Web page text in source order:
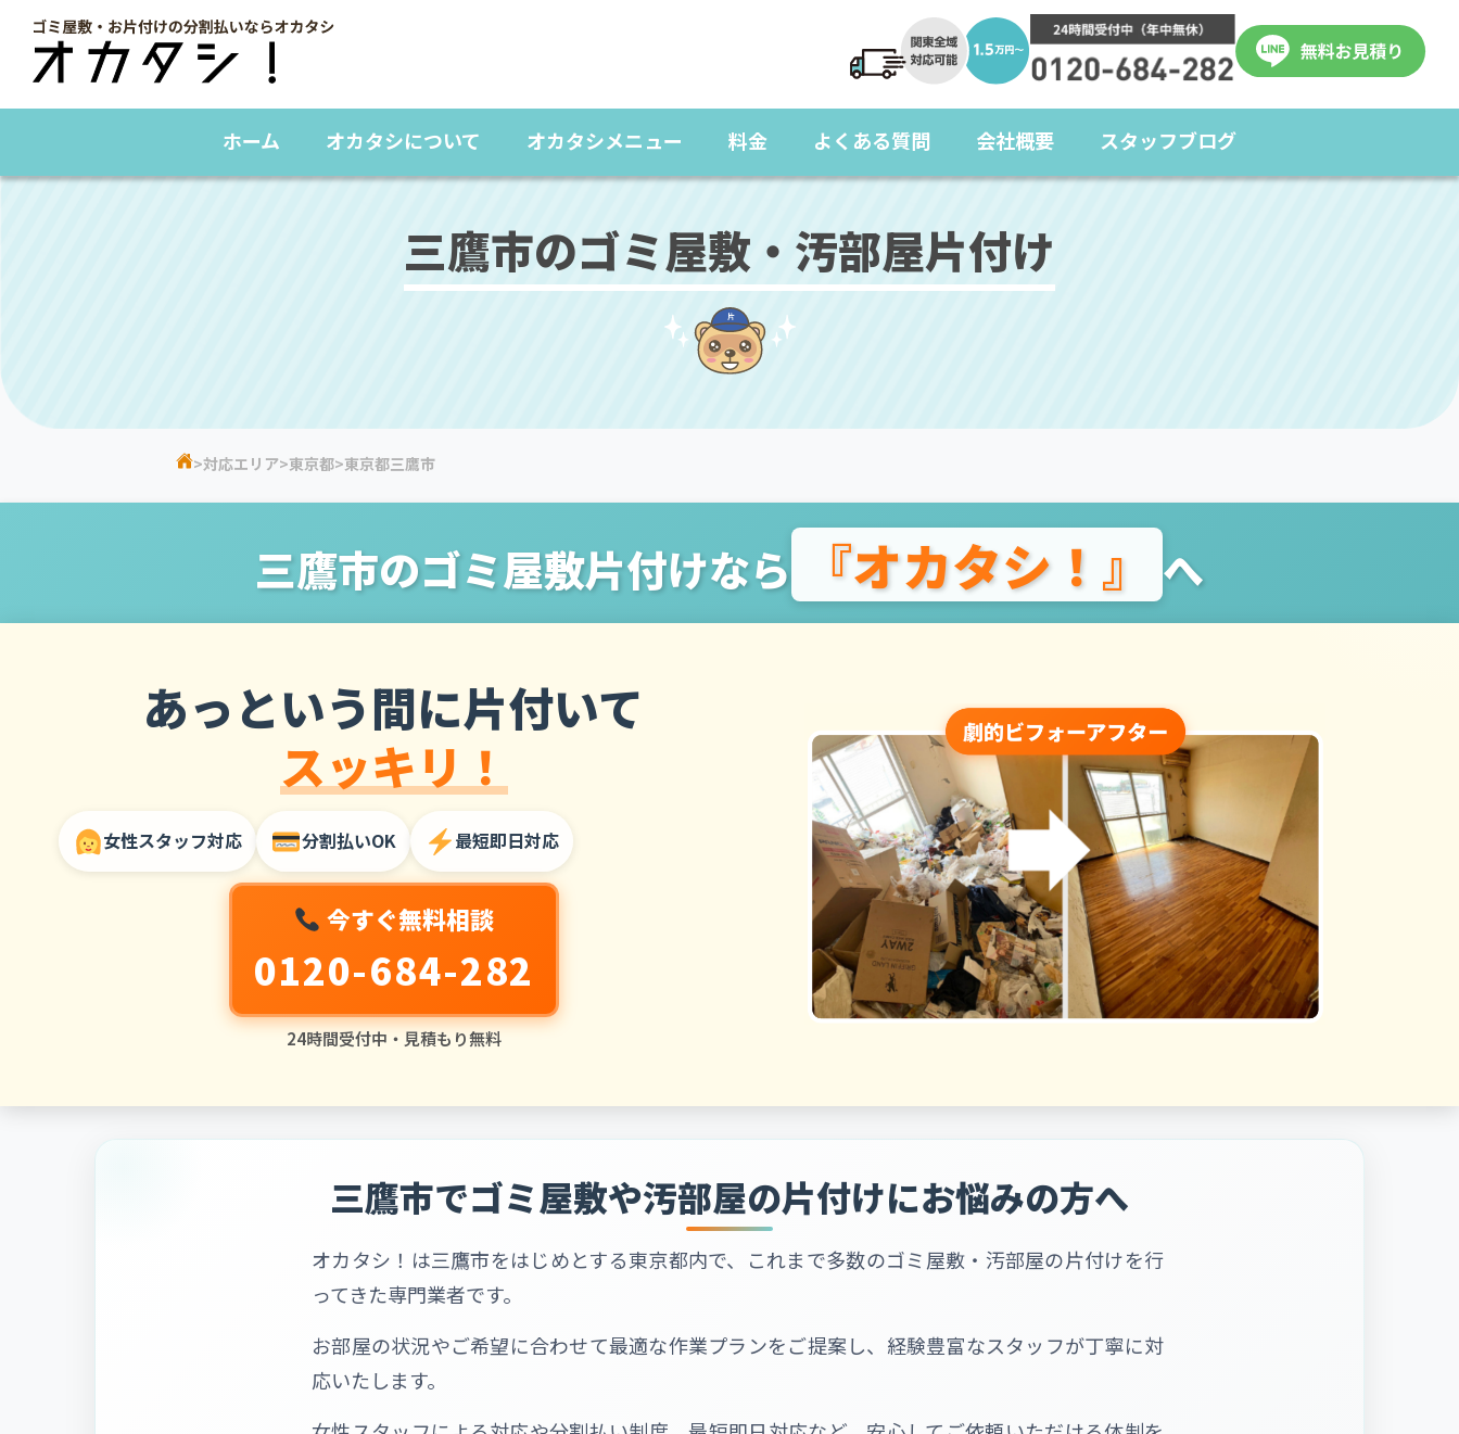
ホーム オカタシについて オカタシメニュー 料金 よくある質問 会社概要 スタッフブログ
三鷹市のゴミ屋敷・汚部屋片付け
対応エリア 東京都 東京都三鷹市
三鷹市のゴミ屋敷片付けなら 『オカタシ！』 へ
あっという間に片付いて
スッキリ！
女性スタッフ対応 分割払いOK 最短即日対応
今すぐ無料相談
0120-684-282
24時間受付中・見積もり無料
三鷹市でゴミ屋敷や汚部屋の片付けにお悩みの方へ
オカタシ！は三鷹市をはじめとする東京都内で、これまで多数のゴミ屋敷・汚部屋の片付けを行
ってきた専門業者です。
お部屋の状況やご希望に合わせて最適な作業プランをご提案し、経験豊富なスタッフが丁寧に対
応いたします。